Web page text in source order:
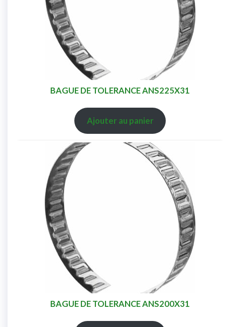
BAGUE DE TOLERANCE ANS225X31
Ajouter au panier
BAGUE DE TOLERANCE ANS200X31